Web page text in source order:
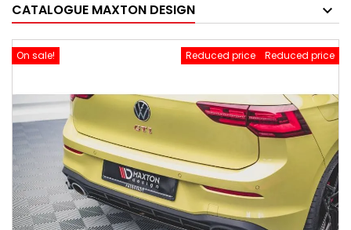
CATALOGUE MAXTON DESIGN
On sale! Reduced price
Reduced price